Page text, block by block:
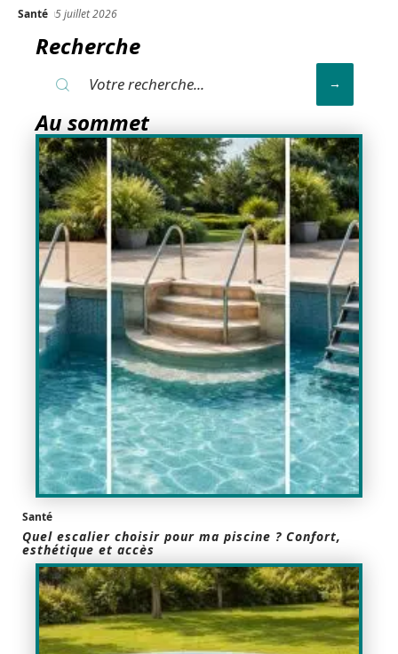
Santé 5 juillet 2026
Recherche
Au sommet
Santé
Quel escalier choisir pour ma piscine ? Confort,
esthétique et accès